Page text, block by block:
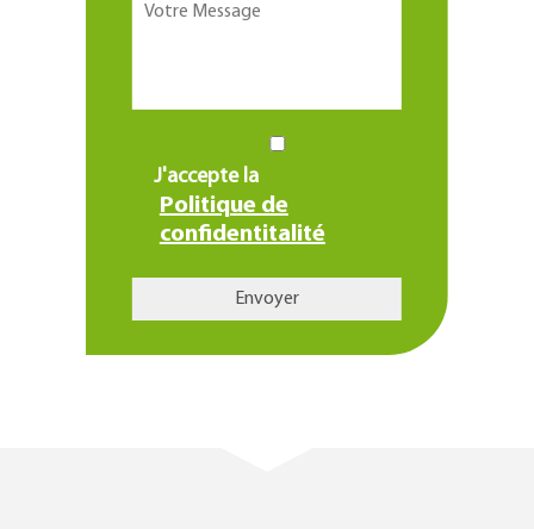
J'accepte la
Politique de
confidentitalité